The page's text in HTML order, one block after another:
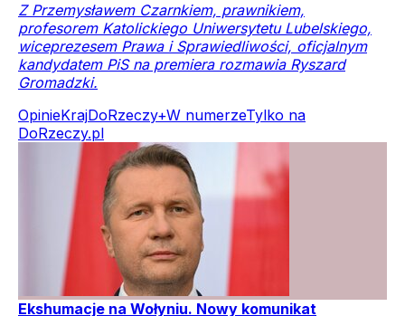
Z Przemysławem Czarnkiem, prawnikiem,
profesorem Katolickiego Uniwersytetu Lubelskiego,
wiceprezesem Prawa i Sprawiedliwości, oficjalnym
kandydatem PiS na premiera rozmawia Ryszard
Gromadzki.
OpinieKrajDoRzeczy+W numerzeTylko na
DoRzeczy.pl
Ekshumacje na Wołyniu. Nowy komunikat